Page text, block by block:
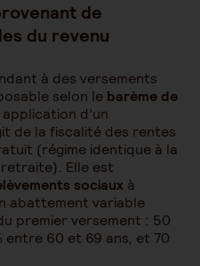
de
du revenu
à des versements
selon le barème de
d’un
de la fiscalité des rentes
(régime identique à la
Elle est
sociaux à
abattement variable
premier versement : 50
entre 60 et 69 ans, et 70